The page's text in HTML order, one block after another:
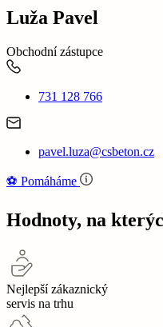
Luža Pavel
Obchodní zástupce
731 128 766
pavel.luza@csbeton.cz
⚽‍️️ Pomáháme
Hodnoty, na
Nejlepší zákaznický
servis na trhu